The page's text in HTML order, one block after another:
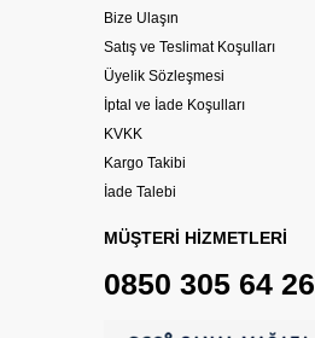
Bize Ulaşın
Satış ve Teslimat Koşulları
Üyelik Sözleşmesi
İptal ve İade Koşulları
KVKK
Kargo Takibi
İade Talebi
MÜŞTERİ HİZMETLERİ
0850 305 64 26